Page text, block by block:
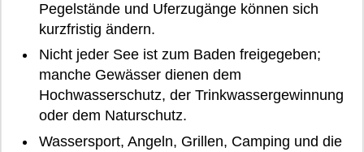
Pegelstände und Uferzugänge können sich
kurzfristig ändern.
Nicht jeder See ist zum Baden freigegeben;
manche Gewässer dienen dem
Hochwasserschutz, der Trinkwassergewinnung
oder dem Naturschutz.
Wassersport, Angeln, Grillen, Camping und die